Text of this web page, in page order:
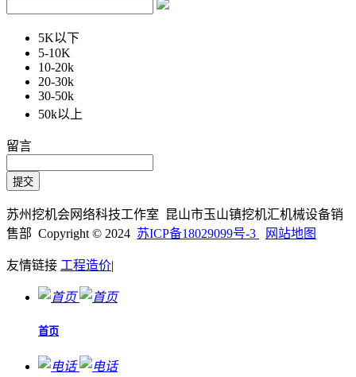
5K以下
5-10K
10-20k
20-30k
30-50k
50k以上
留言
苏州挖机会网络科技工作室 昆山市玉山镇挖机汇机械设备销
售部 Copyright © 2024 苏ICP备18029099号-3 网站地图
友情链接 工程造价|
首页